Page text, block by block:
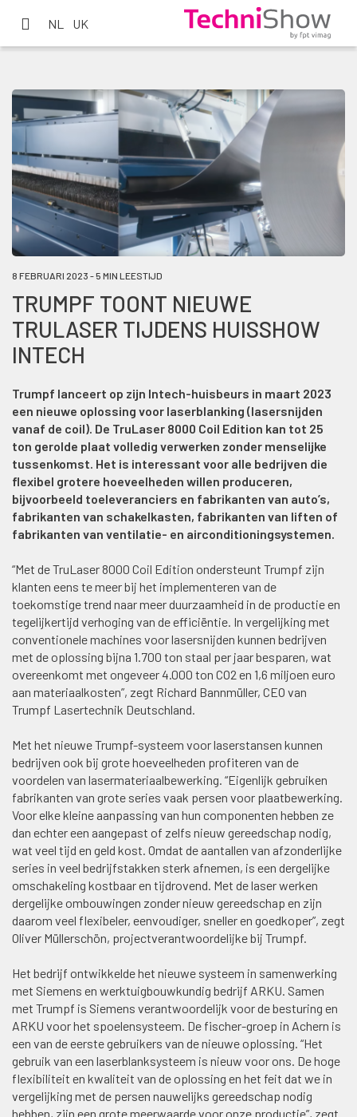
NL UK
8 FEBRUARI 2023 - 5 MIN LEESTIJD
TRUMPF TOONT NIEUWE
TRULASER TIJDENS HUISSHOW
INTECH
Trumpf lanceert op zijn Intech-huisbeurs in maart 2023
een nieuwe oplossing voor laserblanking (lasersnijden
vanaf de coil). De TruLaser 8000 Coil Edition kan tot 25
ton gerolde plaat volledig verwerken zonder menselijke
tussenkomst. Het is interessant voor alle bedrijven die
flexibel grotere hoeveelheden willen produceren,
bijvoorbeeld toeleveranciers en fabrikanten van auto’s,
fabrikanten van schakelkasten, fabrikanten van liften of
fabrikanten van ventilatie- en airconditioningsystemen.
“Met de TruLaser 8000 Coil Edition ondersteunt Trumpf zijn
klanten eens te meer bij het implementeren van de
toekomstige trend naar meer duurzaamheid in de productie en
tegelijkertijd verhoging van de efficiëntie. In vergelijking met
conventionele machines voor lasersnijden kunnen bedrijven
met de oplossing bijna 1.700 ton staal per jaar besparen, wat
overeenkomt met ongeveer 4.000 ton CO2 en 1,6 miljoen euro
aan materiaalkosten”, zegt Richard Bannmüller, CEO van
Trumpf Lasertechnik Deutschland.
Met het nieuwe Trumpf-systeem voor laserstansen kunnen
bedrijven ook bij grote hoeveelheden profiteren van de
voordelen van lasermateriaalbewerking. “Eigenlijk gebruiken
fabrikanten van grote series vaak persen voor plaatbewerking.
Voor elke kleine aanpassing van hun componenten hebben ze
dan echter een aangepast of zelfs nieuw gereedschap nodig,
wat veel tijd en geld kost. Omdat de aantallen van afzonderlijke
series in veel bedrijfstakken sterk afnemen, is een dergelijke
omschakeling kostbaar en tijdrovend. Met de laser werken
dergelijke ombouwingen zonder nieuw gereedschap en zijn
daarom veel flexibeler, eenvoudiger, sneller en goedkoper”, zegt
Oliver Müllerschön, projectverantwoordelijke bij Trumpf.
Het bedrijf ontwikkelde het nieuwe systeem in samenwerking
met Siemens en werktuigbouwkundig bedrijf ARKU. Samen
met Trumpf is Siemens verantwoordelijk voor de besturing en
ARKU voor het spoelensysteem. De fischer-groep in Achern is
een van de eerste gebruikers van de nieuwe oplossing. “Het
gebruik van een laserblanksysteem is nieuw voor ons. De hoge
flexibiliteit en kwaliteit van de oplossing en het feit dat we in
vergelijking met de persen nauwelijks gereedschap nodig
hebben, zijn een grote meerwaarde voor onze productie”, zegt